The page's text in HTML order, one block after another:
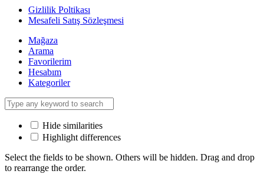
Gizlilik Poltikası
Mesafeli Satış Sözleşmesi
Mağaza
Arama
Favorilerim
Hesabım
Kategoriler
Hide similarities
Highlight differences
Select the fields to be shown. Others will be hidden. Drag and drop
to rearrange the order.